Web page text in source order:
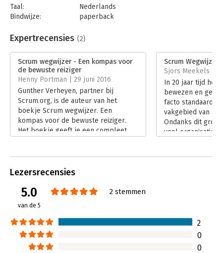
Taal:
Nederlands
Bindwijze:
paperback
Uitgever:
Van Haren Publishing B.V.
Verschijningsdatum:
10-5-2022
Hoofdrubriek:
Projectmanagement
Best Practice Guides
Expertrecensies (2)
Scrum wegwijzer - Een kompas voor
de bewuste reiziger
Henny Portman | 29 juni 2016
Gunther Verheyen, partner bij
Scrum.org, is de auteur van het
boekje Scrum wegwijzer. Een
kompas voor de bewuste reiziger.
Het boekje geeft je een compleet
Scrum Wegwijzer
Sjors Meekels |
In 20 jaar tijd
bewezen en
facto standaard
vakgebied van
Ondanks dit
veel organisaties
Lezersrecensies
5.0
van de 5
2 stemmen
2
0
0